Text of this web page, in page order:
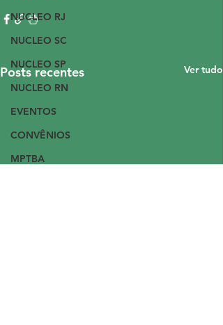
NUCLEO RJ
NUCLEO SC
NUCLEO SP
NUCLEO RN
EVENTOS
CONVÊNIOS
MPTBA
Posts recentes Ver tudo